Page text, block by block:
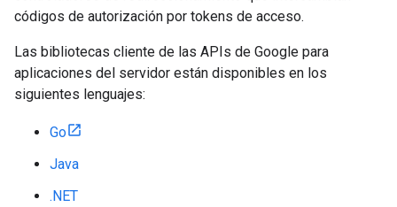
códigos de autorización por tokens de acceso.
Las bibliotecas cliente de las APIs de Google para
aplicaciones del servidor están disponibles en los
siguientes lenguajes:
Go
Java
.NET